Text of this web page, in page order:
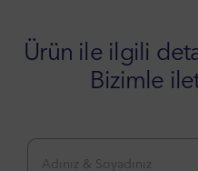
Ürün ile ilgili
Bizimle